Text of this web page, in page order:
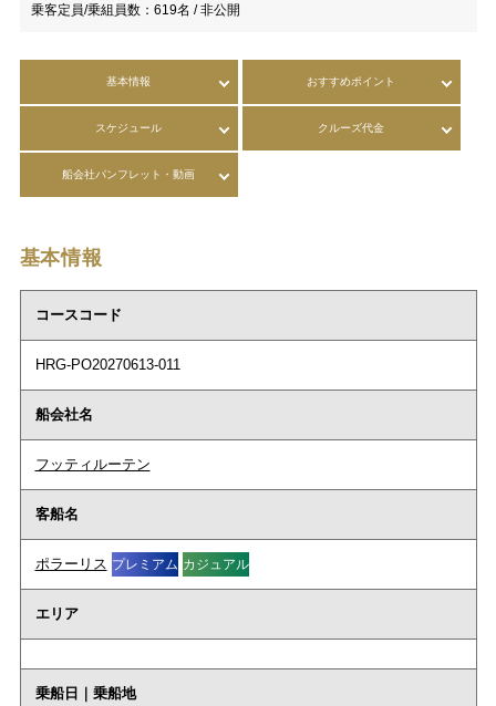
乗客定員/乗組員数： 619名 / 非公開
基本情報 おすすめポイント
スケジュール クルーズ代金
船会社パンフレット・動画
基本情報
コースコード
HRG-PO20270613-011
船会社名
フッティルーテン
客船名
ポラーリス プレミアム カジュアル
エリア
乗船日｜乗船地